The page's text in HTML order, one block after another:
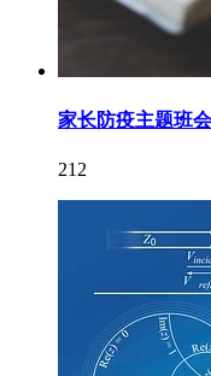
家长防疫主题班
212